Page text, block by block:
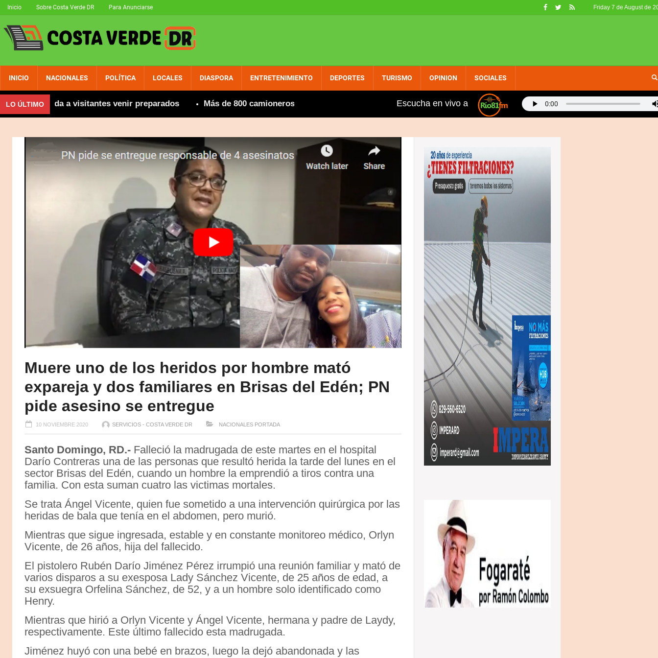
Friday 7 de August de
Inicio Sobre Costa Verde DR Para Anunciarse
INICIO NACIONALES POLÍTICA LOCALES DIASPORA ENTRETENIMIENTO DEPORTES TURISMO OPINION SOCIALES
LO ÚLTIMOa visitantes venir preparados Más de 800 camioneros extranjeros, entre ellos varios dominicanos, fueron retirados de circulación en EE. UU. por no
Escucha en vivo a
Muere uno de los heridos por hombre mató
expareja y dos familiares en Brisas del Edén; PN
pide asesino se entregue
10 NOVIEMBRE 2020 SERVICIOS - COSTA VERDE DR NACIONALES PORTADA
Santo Domingo, RD.- Falleció la madrugada de este martes en el hospital
Darío Contreras una de las personas que resultó herida la tarde del lunes en el
sector Brisas del Edén, cuando un hombre la emprendió a tiros contra una
familia. Con esta suman cuatro las victimas mortales.
Se trata Ángel Vicente, quien fue sometido a una intervención quirúrgica por las
heridas de bala que tenía en el abdomen, pero murió.
Mientras que sigue ingresada, estable y en constante monitoreo médico, Orlyn
Vicente, de 26 años, hija del fallecido.
El pistolero Rubén Darío Jiménez Pérez irrumpió una reunión familiar y mató de
varios disparos a su exesposa Lady Sánchez Vicente, de 25 años de edad, a
su exsuegra Orfelina Sánchez, de 52, y a un hombre solo identificado como
Henry.
Mientras que hirió a Orlyn Vicente y Ángel Vicente, hermana y padre de Laydy,
respectivamente. Este último fallecido esta madrugada.
Jiménez huyó con una bebé en brazos, luego la dejó abandonada y las